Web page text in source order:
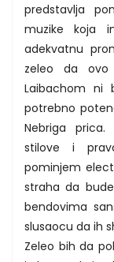
predstavlja
muzike koja
adekvatnu
zeleo da ovo
Laibachom ni
potrebno
Nebriga
stilove i
pominjem
straha da
bendovima
slusaocu da ih
Zeleo bih da